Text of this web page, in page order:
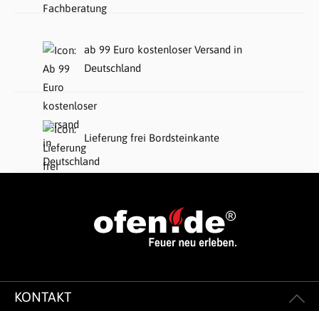
ab 99 Euro kostenloser Versand in
Deutschland
Lieferung frei Bordsteinkante
KONTAKT